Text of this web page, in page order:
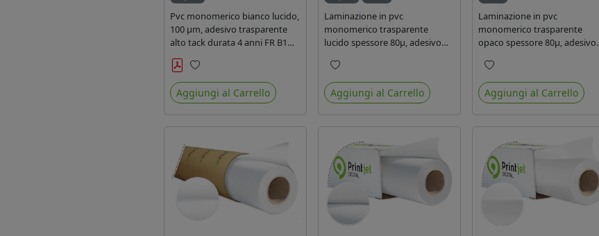
Pvc monomerico bianco lucido,
100 µm, adesivo trasparente
alto tack durata 4 anni FR B1
REACH per stampa solvente
ecosolvente uv latex, Liner in
carta KRAFT monosiliconata
135gr. brand Intercoat.
Preferiti
Aggiungi al Carrello
Laminazione in pvc
monomerico trasparente
lucido spessore 80µ, adesivo
permanente, liner in carta
glassine siliconata da 72 gr.
Durata 3 anni, ideale per
Preferiti
Aggiungi al Carrello
Laminazione in pvc
monomerico trasparente
opaco spessore 80µ, adesivo
specifico per ink uv, liner in
carta kraft da 90gr. Durata 3
anni, dotata di filtro uv, idonea
Preferiti
Aggiungi al Carrello